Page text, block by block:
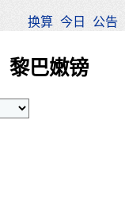
换算 今日 公告
黎巴嫩镑